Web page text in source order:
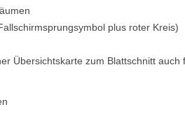
plus roter Kreis)
Übersichtskarte zum Blattschnitt auch